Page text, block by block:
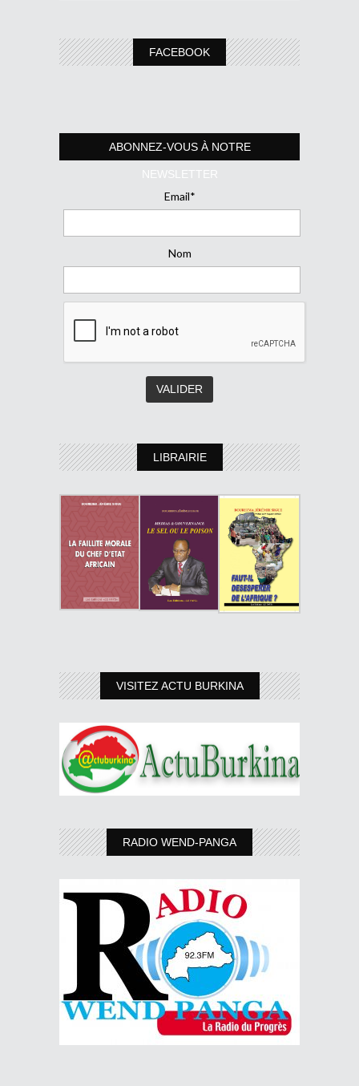
FACEBOOK
ABONNEZ-VOUS À NOTRE
NEWSLETTER
Email*
Nom
LIBRAIRIE
VISITEZ ACTU BURKINA
RADIO WEND-PANGA